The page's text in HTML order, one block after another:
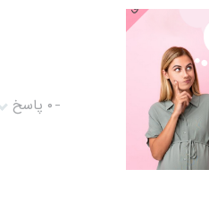
-۰ پاسخ